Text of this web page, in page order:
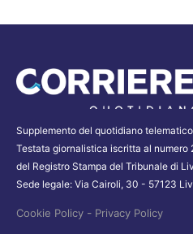
Supplemento del quotidiano telematico
Testata giornalistica iscritta al numero
del Registro Stampa del Tribunale di
Sede legale: Via Cairoli, 30 - 57123
Cookie Policy - Privacy Policy